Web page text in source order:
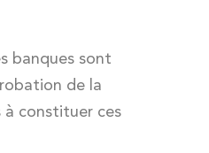
banques sont
de la
à constituer ces